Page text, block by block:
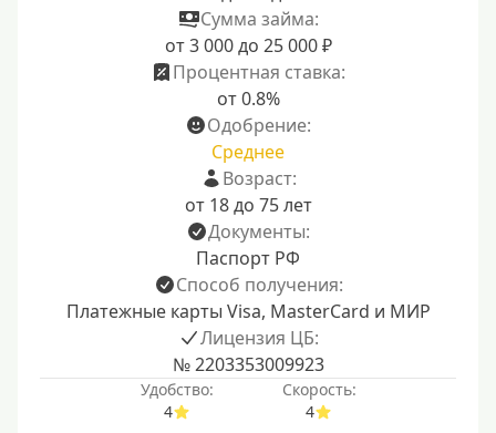
Сумма займа:
от 3 000 до 25 000 ₽
Процентная ставка:
от 0.8%
Одобрение:
Среднее
Возраст:
от 18 до 75 лет
Документы:
Паспорт РФ
Способ получения:
Платежные карты Visa, MasterCard и МИР
Лицензия ЦБ:
№ 2203353009923
Удобство:
4
Скорость:
4